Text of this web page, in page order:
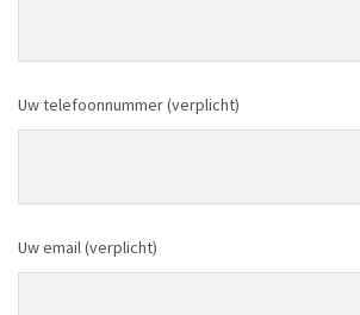
Uw telefoonnummer (verplicht)
Uw email (verplicht)